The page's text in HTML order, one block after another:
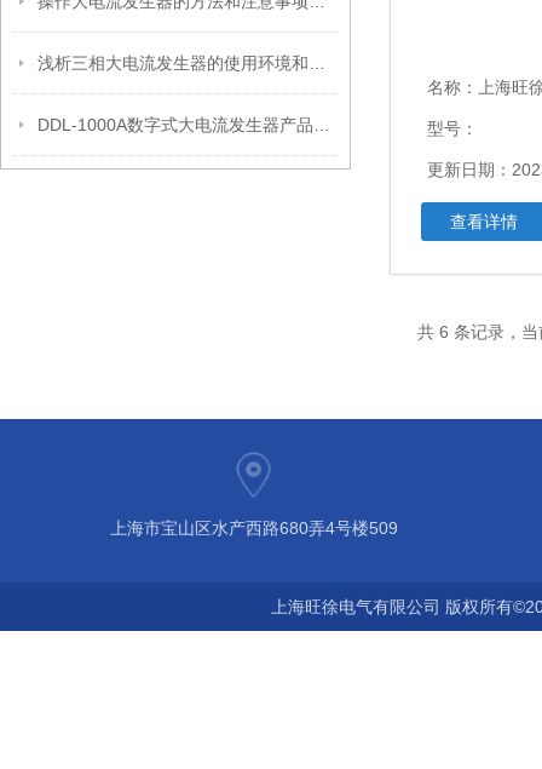
名称： 上海旺
型号：
更新日期：
查看详情
共 6 条记录，
上海市宝山区水产西路680弄4号楼509
上海旺徐电气有限公司 版权所有